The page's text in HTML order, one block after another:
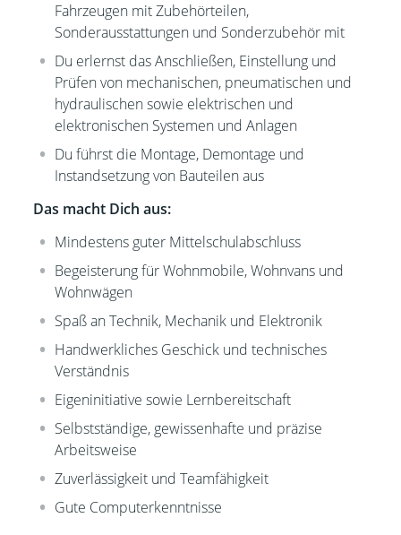
Fahrzeugen mit Zubehörteilen,
Sonderausstattungen und Sonderzubehör mit
Du erlernst das Anschließen, Einstellung und
Prüfen von mechanischen, pneumatischen und
hydraulischen sowie elektrischen und
elektronischen Systemen und Anlagen
Du führst die Montage, Demontage und
Instandsetzung von Bauteilen aus
Das macht Dich aus:
Mindestens guter Mittelschulabschluss
Begeisterung für Wohnmobile, Wohnvans und
Wohnwägen
Spaß an Technik, Mechanik und Elektronik
Handwerkliches Geschick und technisches
Verständnis
Eigeninitiative sowie Lernbereitschaft
Selbstständige, gewissenhafte und präzise
Arbeitsweise
Zuverlässigkeit und Teamfähigkeit
Gute Computerkenntnisse